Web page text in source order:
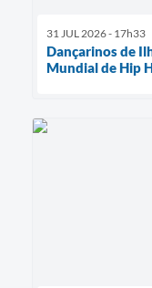
31 JUL 2026 - 17h33
Dançarinos de
Mundial de Hip